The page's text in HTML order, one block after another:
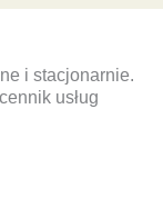
i stacjonarnie.
usług